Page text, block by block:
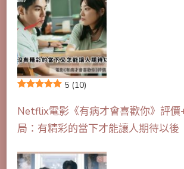
5 (10)
Netflix電影《有病才會喜歡你》評價
局：有精彩的當下才能讓人期待以後